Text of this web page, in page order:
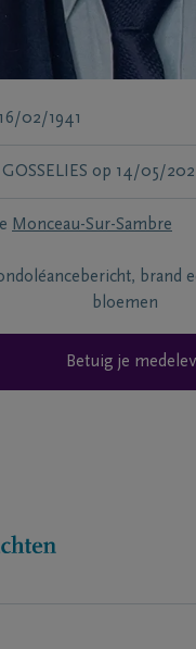
16/02/1941
GOSSELIES op 14/05/
Monceau-Sur-Sambre
brand
bloemen
Betuig je